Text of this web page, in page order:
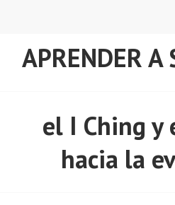
APRENDER A
el I Ching y
hacia la